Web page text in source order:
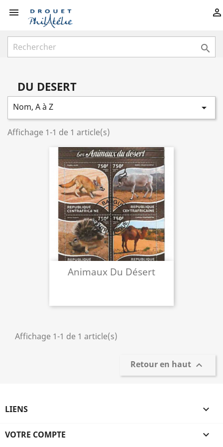
 

DU DESERT
Nom, A à Z 
Affichage 1-1 de 1 article(s)
Animaux Du Désert
Affichage 1-1 de 1 article(s)
Retour en haut 
LIENS 
VOTRE COMPTE 